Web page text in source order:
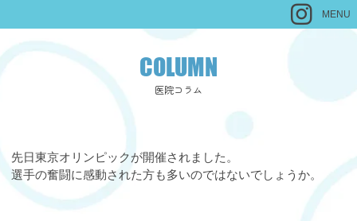
MENU
COLUMN
医院コラム
先日東京オリンピックが開催されました。
選手の奮闘に感動された方も多いのではないでしょうか。